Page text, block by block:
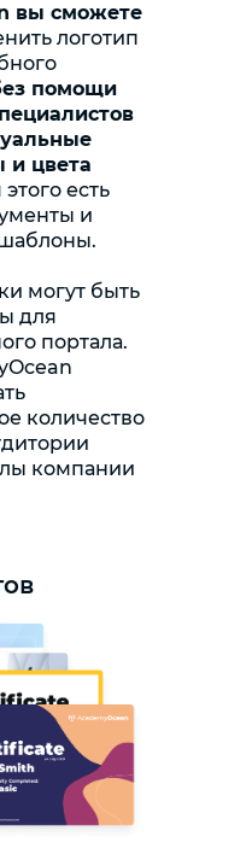
вы сможете
логотип
помощи
цвета
есть
и
могут быть
для
портала.
количество
компании